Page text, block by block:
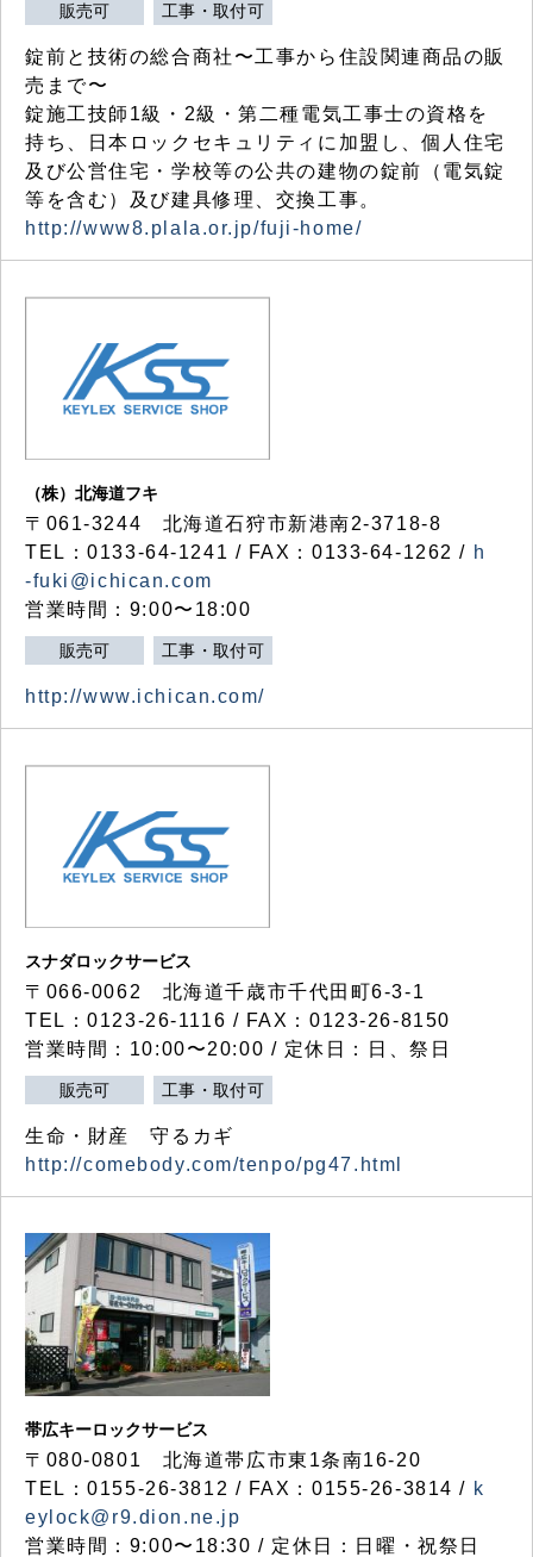
販売可 工事・取付可
錠前と技術の総合商社〜工事から住設関連商品の販
売まで〜
錠施工技師1級・2級・第二種電気工事士の資格を
持ち、日本ロックセキュリティに加盟し、個人住宅
及び公営住宅・学校等の公共の建物の錠前（電気錠
等を含む）及び建具修理、交換工事。
http://www8.plala.or.jp/fuji-home/
（株）北海道フキ
〒061-3244 北海道石狩市新港南2-3718-8
TEL：0133-64-1241 / FAX：0133-64-1262 / h
-fuki@ichican.com
営業時間：9:00〜18:00
販売可 工事・取付可
http://www.ichican.com/
スナダロックサービス
〒066-0062 北海道千歳市千代田町6-3-1
TEL：0123-26-1116 / FAX：0123-26-8150
営業時間：10:00〜20:00 / 定休日：日、祭日
販売可 工事・取付可
生命・財産 守るカギ
http://comebody.com/tenpo/pg47.html
帯広キーロックサービス
〒080-0801 北海道帯広市東1条南16-20
TEL：0155-26-3812 / FAX：0155-26-3814 / k
eylock@r9.dion.ne.jp
営業時間：9:00〜18:30 / 定休日：日曜・祝祭日